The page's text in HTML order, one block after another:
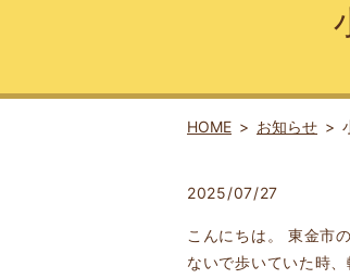
HOME お知らせ
2025/07/27
こんにちは。 東金市
ないで歩いていた時